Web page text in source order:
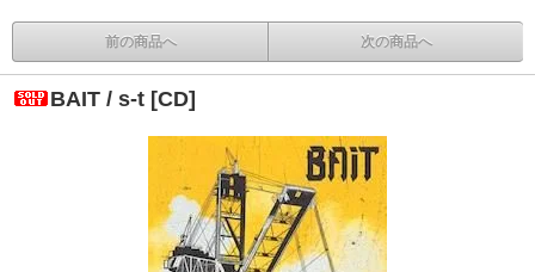
前の商品へ 次の商品へ
BAIT / s-t [CD]